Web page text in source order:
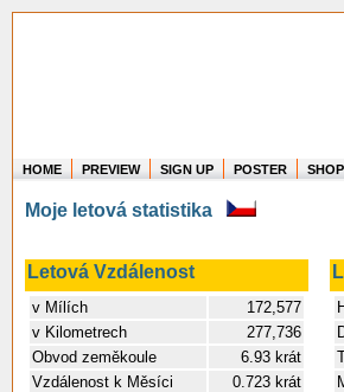
Where
How
Create your
HOME PREVIEW SIGN UP POSTER SHOP
Moje letová statistika
Letová Vzdálenost
v Mílích
172,577
v Kilometrech
277,736
Obvod zeměkoule
6.93 krát
Vzdálenost k Měsíci
0.723 krát